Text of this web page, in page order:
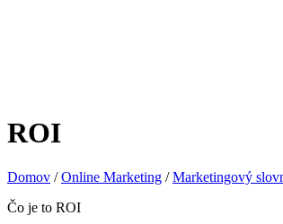
ROI
Domov /Online Marketing /Marketingový
Čo je to ROI